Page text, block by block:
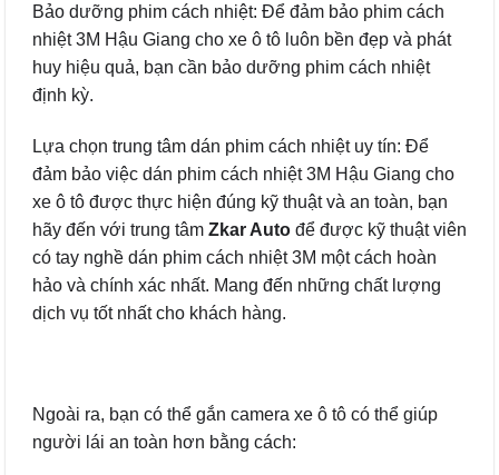
Bảo dưỡng phim cách nhiệt: Để đảm bảo phim cách
nhiệt 3M Hậu Giang cho xe ô tô luôn bền đẹp và phát
huy hiệu quả, bạn cần bảo dưỡng phim cách nhiệt
định kỳ.
Lựa chọn trung tâm dán phim cách nhiệt uy tín: Để
đảm bảo việc dán phim cách nhiệt 3M Hậu Giang cho
xe ô tô được thực hiện đúng kỹ thuật và an toàn, bạn
hãy đến với trung tâm Zkar Auto để được kỹ thuật viên
có tay nghề dán phim cách nhiệt 3M một cách hoàn
hảo và chính xác nhất. Mang đến những chất lượng
dịch vụ tốt nhất cho khách hàng.
Ngoài ra, bạn có thể gắn camera xe ô tô có thể giúp
người lái an toàn hơn bằng cách: